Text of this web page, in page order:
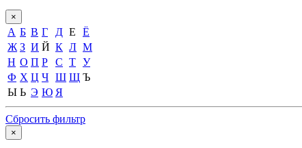
×
А Б В Г Д Е
Ё
Ж З И Й К Л М
Н О П Р С Т У
Ф Х Ц Ч Ш Щ Ъ
Ы Ь Э Ю Я
Сбросить фильтр
×